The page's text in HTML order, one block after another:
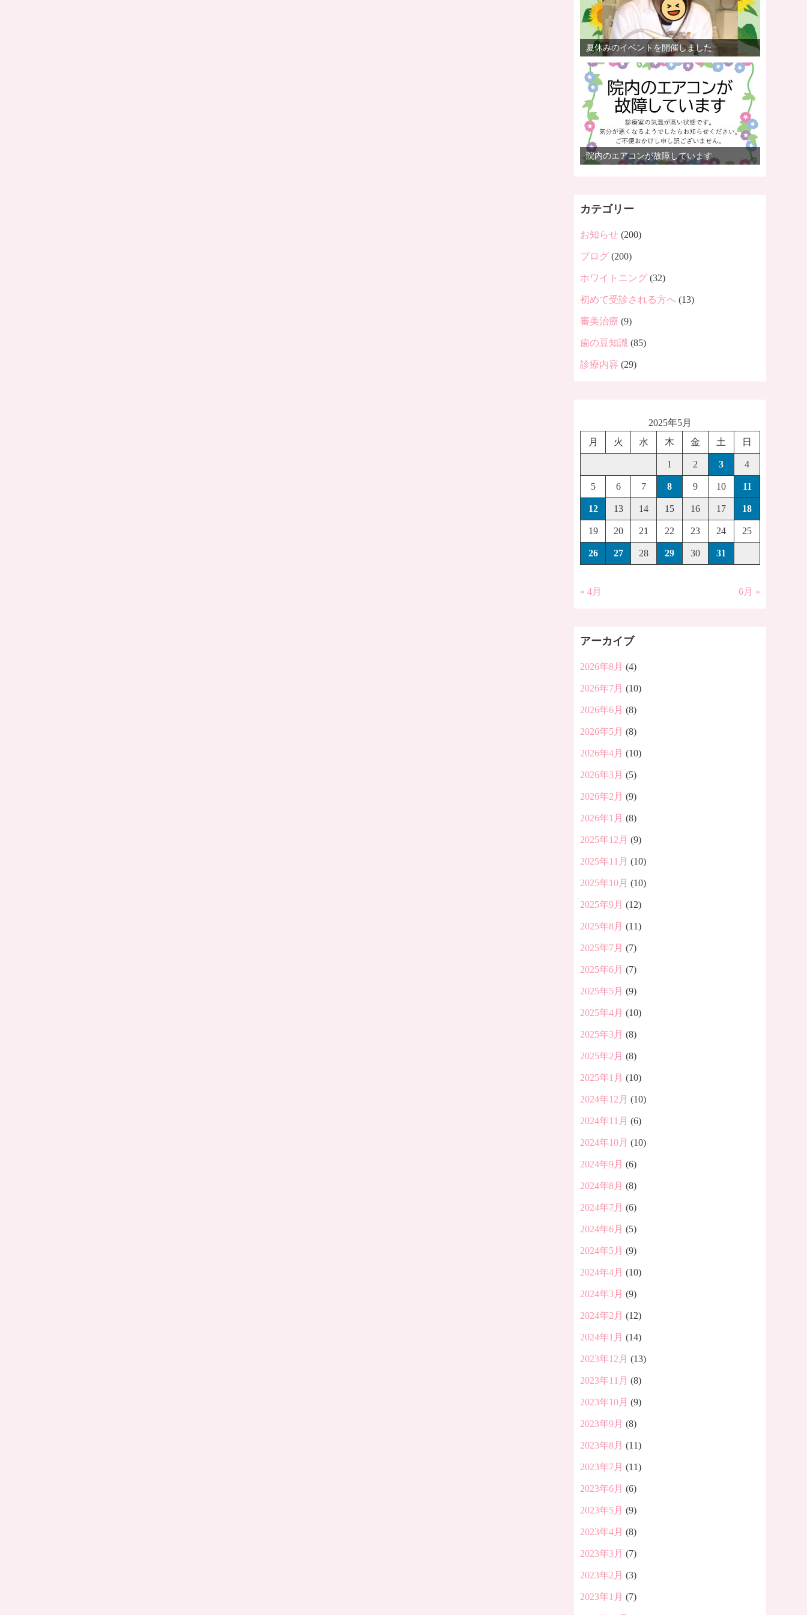
夏休みのイベントを開催しました
院内のエアコンが故障しています
カテゴリー
お知らせ (200)
ブログ (200)
ホワイトニング (32)
初めて受診される方へ (13)
審美治療 (9)
歯の豆知識 (85)
診療内容 (29)
2025年5月
月
火 水 木 金 土 日
1 2 3 4
5 6 7 8 9 10 11
12 13 14 15 16 17 18
19 20 21 22 23 24 25
26 27 28 29 30 31
« 4月 6月 »
アーカイブ
2026年8月 (4)
2026年7月 (10)
2026年6月 (8)
2026年5月 (8)
2026年4月 (10)
2026年3月 (5)
2026年2月 (9)
2026年1月 (8)
2025年12月 (9)
2025年11月 (10)
2025年10月 (10)
2025年9月 (12)
2025年8月 (11)
2025年7月 (7)
2025年6月 (7)
2025年5月 (9)
2025年4月 (10)
2025年3月 (8)
2025年2月 (8)
2025年1月 (10)
2024年12月 (10)
2024年11月 (6)
2024年10月 (10)
2024年9月 (6)
2024年8月 (8)
2024年7月 (6)
2024年6月 (5)
2024年5月 (9)
2024年4月 (10)
2024年3月 (9)
2024年2月 (12)
2024年1月 (14)
2023年12月 (13)
2023年11月 (8)
2023年10月 (9)
2023年9月 (8)
2023年8月 (11)
2023年7月 (11)
2023年6月 (6)
2023年5月 (9)
2023年4月 (8)
2023年3月 (7)
2023年2月 (3)
2023年1月 (7)